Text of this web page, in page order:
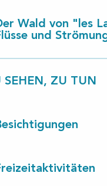
Wald von "les
und
SEHEN, ZU TUN
UNSER
Landes,
aussieht…
Wald der Landes